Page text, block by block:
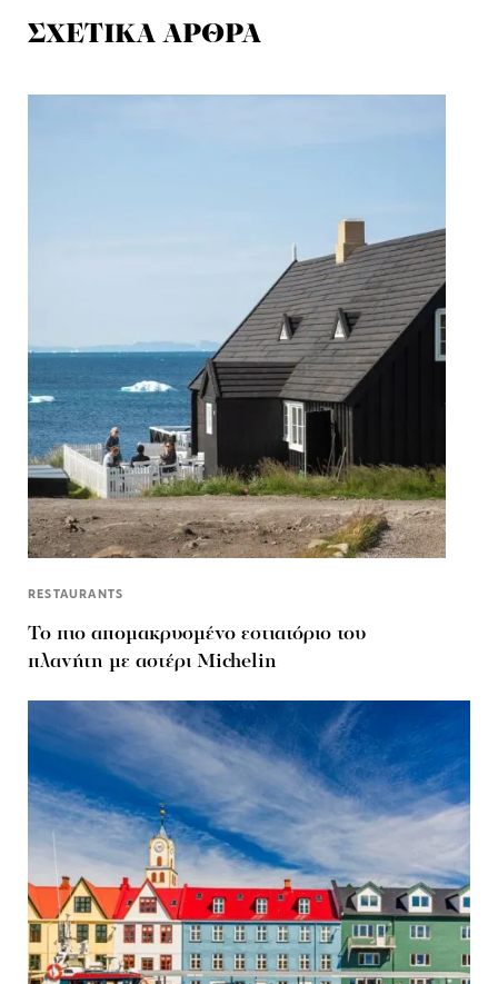
ΣΧΕΤΙΚΑ ΑΡΘΡΑ
RESTAURANTS
Το πιο απομακρυσμένο εστιατόριο του
πλανήτη με αστέρι Michelin